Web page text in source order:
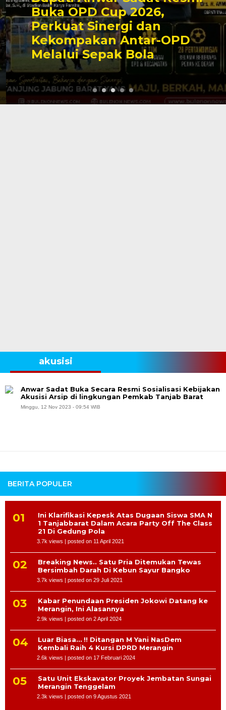
Buka OPD Cup 2026,
Perkuat Sinergi dan
Kekompakan Antar-OPD
Melalui Sepak Bola
BERITA POPULER
Ini Klarifikasi Kepesk Atas Dugaan Siswa SMA N
1 Tanjabbarat Dalam Acara Party Off The Class
21 Di Gedung Pola
3.7k views | posted on 11 April 2021
Breaking News.. Satu Pria Ditemukan Tewas
Bersimbah Darah Di Kebun Sayur Bangko
3.7k views | posted on 29 Juli 2021
Kabar Penundaan Presiden Jokowi Datang ke
Merangin, Ini Alasannya
2.9k views | posted on 2 April 2024
Luar Biasa… !! Ditangan M Yani NasDem
Kembali Raih 4 Kursi DPRD Merangin
2.6k views | posted on 17 Februari 2024
Satu Unit Ekskavator Proyek Jembatan Sungai
Merangin Tenggelam
2.3k views | posted on 9 Agustus 2021
akusisi
Anwar Sadat Buka Secara Resmi Sosialisasi Kebijakan
Akusisi Arsip di lingkungan Pemkab Tanjab Barat
Minggu, 12 Nov 2023 - 09:54 WIB